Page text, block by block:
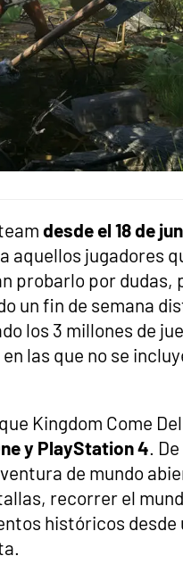
desde el 18 de
aquellos jugadores
probarlo por dudas,
un fin de semana
los 3 millones de
las que no se
Kingdom Come
y PlayStation 4 .
de mundo
recorrer el
históricos desde